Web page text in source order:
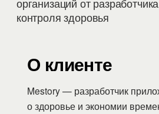
организаций от
контроля здоровья
О клиенте
Mestory — разработчик
о здоровье и экономии